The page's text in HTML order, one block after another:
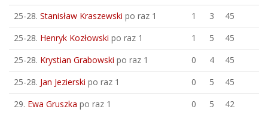
25-28. Stanisław Kraszewski po raz 1 1 3
45
25-28. Henryk Kozłowski po raz 1 1 5
45
25-28. Krystian Grabowski po raz 1 0 4
45
25-28. Jan Jezierski po raz 1 0 5
45
29. Ewa Gruszka po raz 1 0 5 42